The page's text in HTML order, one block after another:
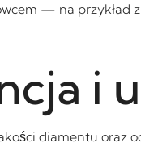
— na przykład
i
diamentu oraz